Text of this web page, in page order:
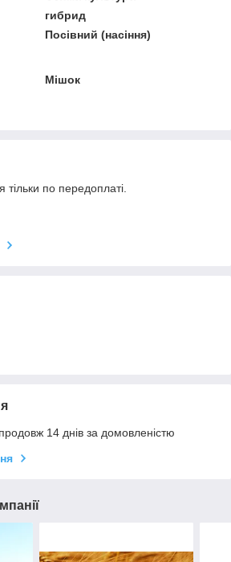
гибрид
Посівний (насіння)
Мішок
тільки по передоплаті.
14 днів за домовленістю